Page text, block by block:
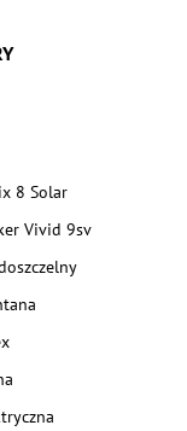
8 Solar
Vivid 9sv